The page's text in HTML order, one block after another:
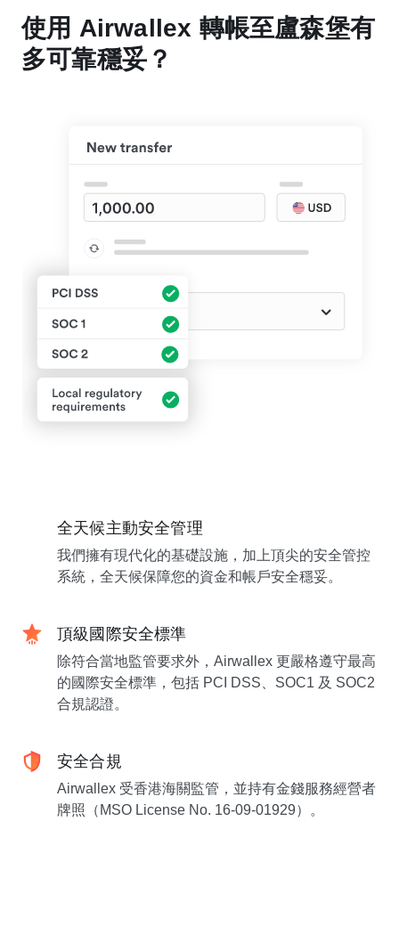
使用 Airwallex 轉帳至盧森堡有
多可靠穩妥？
全天候主動安全管理
我們擁有現代化的基礎設施，加上頂尖的安全管控
系統，全天候保障您的資金和帳戶安全穩妥。
頂級國際安全標準
除符合當地監管要求外，Airwallex 更嚴格遵守最高
的國際安全標準，包括 PCI DSS、SOC1 及 SOC2
合規認證。
安全合規
Airwallex 受香港海關監管，並持有金錢服務經營者
牌照（MSO License No. 16-09-01929）。